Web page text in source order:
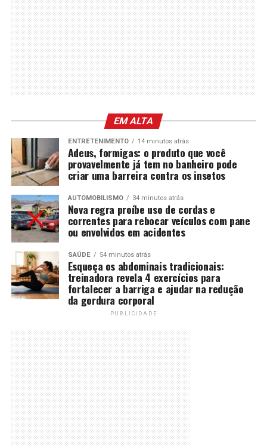
EM ALTA
ENTRETENIMENTO 14 minutos atrás
Adeus, formigas: o produto que você
provavelmente já tem no banheiro pode
criar uma barreira contra os insetos
AUTOMOBILISMO 34 minutos atrás
Nova regra proíbe uso de cordas e
correntes para rebocar veículos com pane
ou envolvidos em acidentes
SAÚDE 54 minutos atrás
Esqueça os abdominais tradicionais:
treinadora revela 4 exercícios para
fortalecer a barriga e ajudar na redução
da gordura corporal
PUBLICIDADE